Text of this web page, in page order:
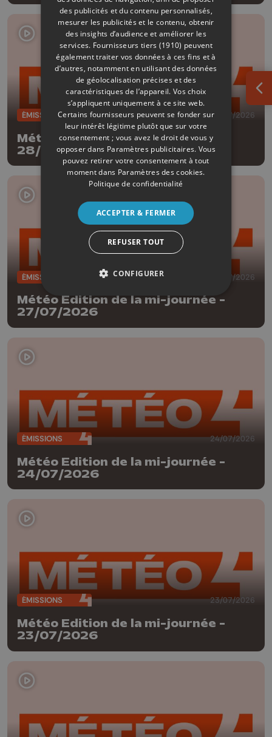
ÉMISSIONS 28/07/2026
Météo Edition de la mi-journée -
28/07/2026
ÉMISSIONS 27/07/2026
Météo Edition de la mi-journée -
27/07/2026
ÉMISSIONS 24/07/2026
Météo Edition de la mi-journée -
24/07/2026
ÉMISSIONS 23/07/2026
Météo Edition de la mi-journée -
23/07/2026
des publicités et du contenu personnalisés,
mesurer les publicités et le contenu, obtenir
des insights d’audience et améliorer les
services. Fournisseurs tiers (1910) peuvent
également traiter vos données à ces fins et à
d’autres, notamment en utilisant des données
de géolocalisation précises et des
caractéristiques de l’appareil. Vos choix
s’appliquent uniquement à ce site web.
Certains fournisseurs peuvent se fonder sur
leur intérêt légitime plutôt que sur votre
consentement ; vous avez le droit de vous y
opposer dans Paramètres publicitaires. Vous
pouvez retirer votre consentement à tout
moment dans Paramètres des cookies.
Politique de confidentialité
ACCEPTER & FERMER
REFUSER TOUT
CONFIGURER